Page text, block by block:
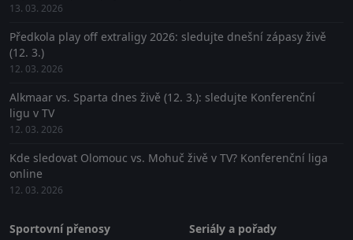
13. 03. 2026
Předkola play off extraligy 2026: sledujte dnešní zápasy živě
(12. 3.)
12. 03. 2026
Alkmaar vs. Sparta dnes živě (12. 3.): sledujte Konferenční
ligu v TV
12. 03. 2026
Kde sledovat Olomouc vs. Mohuč živě v TV? Konferenční liga
online
12. 03. 2026
Sportovní přenosy
Seriály a pořady